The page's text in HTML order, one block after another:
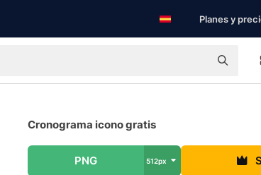
Planes y
Cronograma icono gratis
PNG 512px